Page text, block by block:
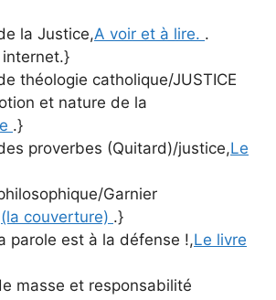
la Justice,A voir et à lire. .
théologie catholique/JUSTICE
et nature de la
.}
proverbes (Quitard)/justice,Le
Garnier
(la couverture) .}
parole est à la défense !,Le livre
masse et responsabilité